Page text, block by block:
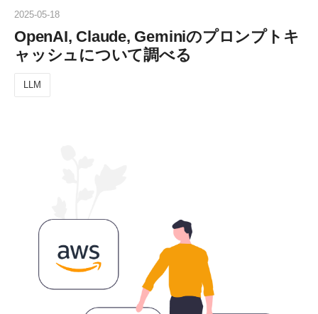
2025-05-18
OpenAI, Claude, Geminiのプロンプトキ
ャッシュについて調べる
LLM